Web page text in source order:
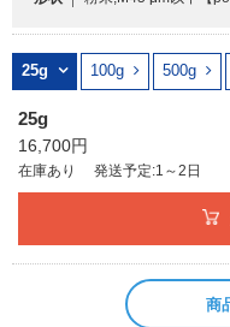
25g 100g 500g
25g
16,700円
在庫あり 発送予定:1～2日
商